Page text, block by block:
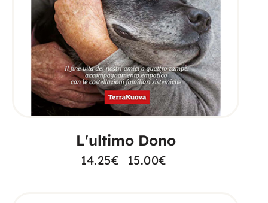
AGGIUNGI AL CARRELLO
L'ultimo Dono
15.00€
14.25€